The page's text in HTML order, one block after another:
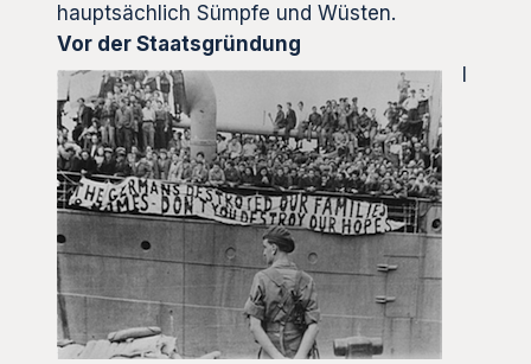
hauptsächlich Sümpfe und Wüsten.
Vor der Staatsgründung